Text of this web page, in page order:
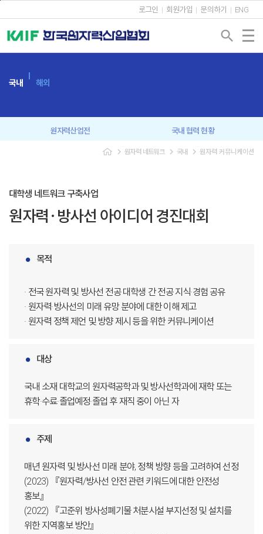
로그인 회원가입 문의하기 ENG
search
국내 해외
원자력산업전 국내 협력 현황
원자력 CEO 포럼 원자력 커뮤니케이션
navigate_next 원자력 네트워크 navigate_next 국내 navigate_next 원자력 커뮤니케이션
대학생 네트워크 구축사업
원자력·방사선 아이디어 경진대회
목적
· 전국 원자력 및 방사선 전공 대학생 간 전공 지식·경험 공유
· 원자력·방사선의 미래 유망 분야에 대한 이해 제고
· 원자력 정책 제언 및 방향 제시 등을 위한 커뮤니케이션
대상
국내 소재 대학교의 원자력공학과 및 방사선학과에 재학 또는
휴학·수료·졸업예정·졸업 후 재직 중이 아닌 자
주제
매년 원자력 및 방사선 미래 분야, 정책 방향 등을 고려하여 선정
(2023) 『원자력/방사선 안전 관련 키워드에 대한 안전성
홍보』
(2022) 『고준위 방사성폐기물 처분시설 부지선정 및 설치를
위한 지역홍보 방안』